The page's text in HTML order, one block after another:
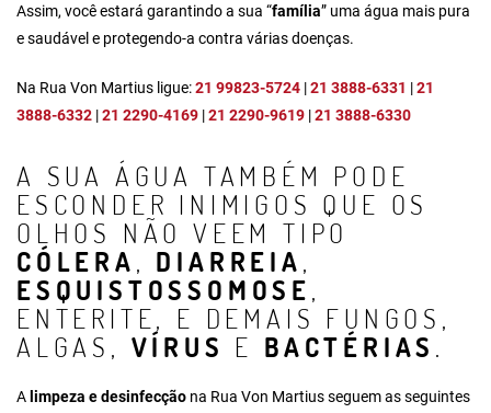
Assim, você estará garantindo a sua “família” uma água mais pura
e saudável e protegendo-a contra várias doenças.
Na Rua Von Martius ligue:21 99823-5724 |21 3888-6331 |21
3888-6332 |21 2290-4169 |21 2290-9619 |21 3888-6330
A SUA ÁGUA TAMBÉM PODE
ESCONDER INIMIGOS QUE OS
OLHOS NÃO VEEM TIPO
CÓLERA, DIARREIA,
ESQUISTOSSOMOSE,
ENTERITE, E DEMAIS FUNGOS,
ALGAS, VÍRUS E BACTÉRIAS .
A limpeza e desinfecção na Rua Von Martius seguem as seguintes